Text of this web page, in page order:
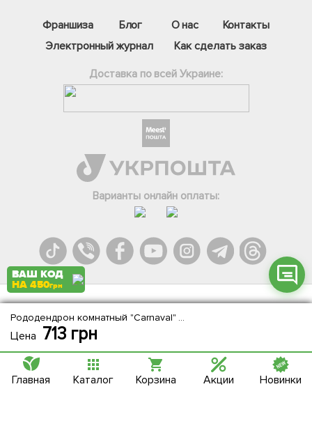
Рододендрон комнатный "Carnaval" высота 25-30см
Цена 713грн
Франшиза Блог О нас
Контакты
Электронный журнал
Как сделать заказ
Доставка по всей Украине:
Варианты онлайн оплаты:
Фейсбук
Вайбер
Інстаграм
ВАШ КОД
НА 450грн
Главная Каталог Корзина Акции Новинки